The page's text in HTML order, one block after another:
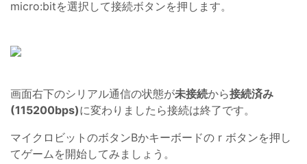
micro:bitを選択して接続ボタンを押します。
画面右下のシリアル通信の状態が未接続から接続済み
(115200bps)に変わりましたら接続は終了です。
マイクロビットのボタンBかキーボードの r ボタンを押し
てゲームを開始してみましょう。